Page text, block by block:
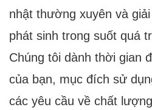
nhật thường xuyên và
phát sinh trong suốt quá
Chúng tôi dành thời gian
của bạn, mục đích sử
các yêu cầu về chất